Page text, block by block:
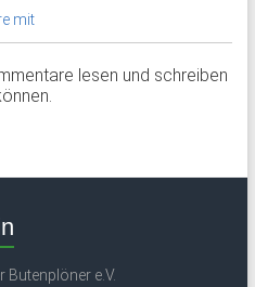
mit
lesen und schreiben
e.V.